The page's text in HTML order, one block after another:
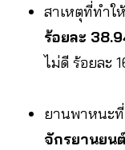
สาเหตุที่ทำใ
ร้อยละ
ไม่ดี ร้อยละ
ยานพาหนะที่
จักรยานยน